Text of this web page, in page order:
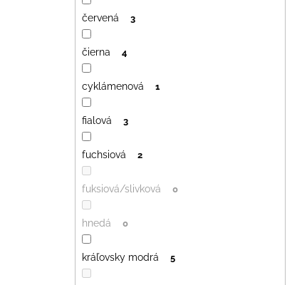
červená 3
čierna 4
cyklámenová 1
fialová 3
fuchsiová 2
fuksiová/slivková 0
hnedá 0
kráľovsky modrá 5